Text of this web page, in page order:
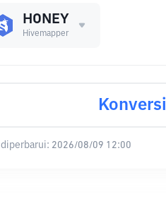
HONEY
Hivemapper
Konversi
diperbarui: 2026/08/09 12:00